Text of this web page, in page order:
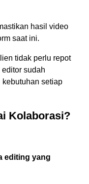
hasil video
saat ini.
tidak perlu repot
sudah
kebutuhan setiap
Kolaborasi?
editing yang